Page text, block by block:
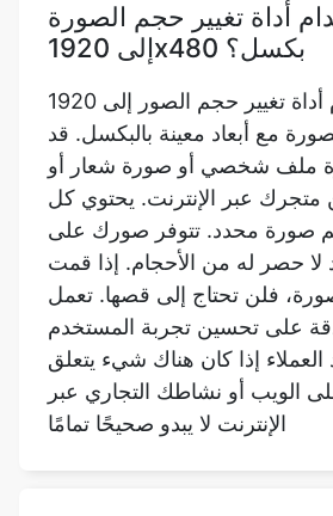
أداة تغيير حجم الصورة
إلى 1920x480 بكسل؟
تُستخدم أداة تغيير حجم الصور إلى 1920x480
مع أبعاد معينة بالبكسل. قد
ملف شخصي أو صورة شعار أو
عبر الإنترنت. يحتوي كل
صورة محدد. تتوفر صورك على
لا حصر له من الأحجام. إذا قمت
فلن تحتاج إلى قصها. تعمل
على تحسين تجربة المستخدم
العملاء إذا كان هناك شيء يتعلق
الويب أو نشاطك التجاري عبر
الإنترنت لا يبدو صحيحًا تمامًا